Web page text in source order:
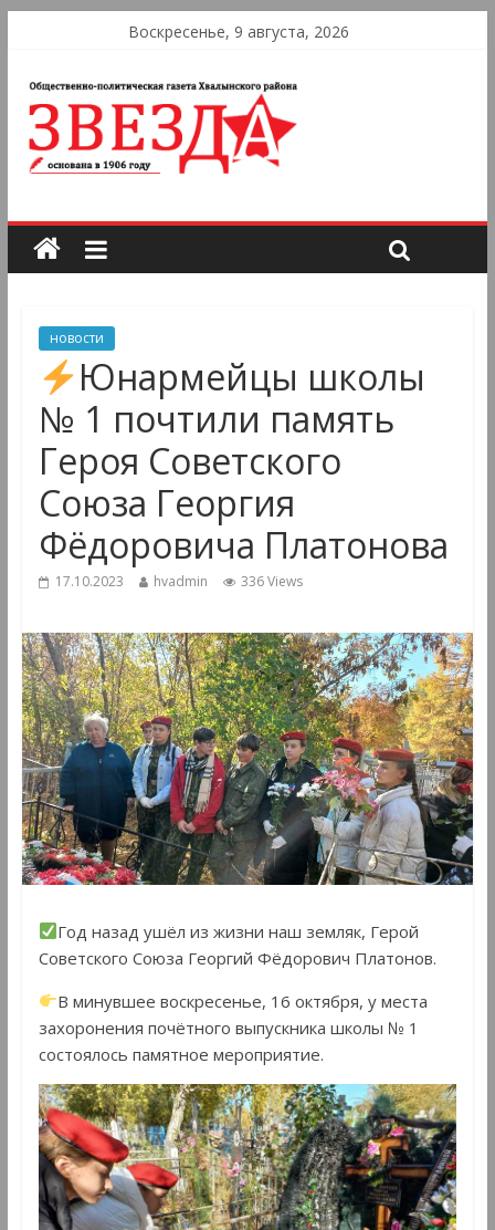
Воскресенье, 9 августа, 2026
новости
Юнармейцы школы
№ 1 почтили память
Героя Советского
Союза Георгия
Фёдоровича Платонова
17.10.2023 hvadmin 336 Views
Год назад ушёл из жизни наш земляк, Герой
Советского Союза Георгий Фёдорович Платонов.
В минувшее воскресенье, 16 октября, у места
захоронения почётного выпускника школы № 1
состоялось памятное мероприятие.